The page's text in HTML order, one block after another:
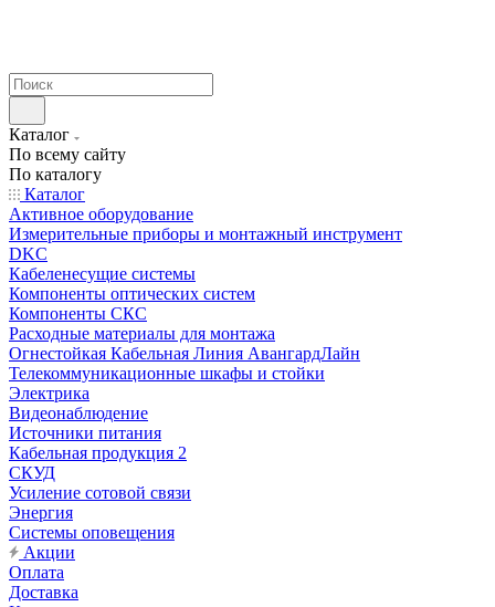
Каталог
По всему сайту
По каталогу
Каталог
Активное оборудование
Измерительные приборы и монтажный инструмент
DKC
Кабеленесущие системы
Компоненты оптических систем
Компоненты СКС
Расходные материалы для монтажа
Огнестойкая Кабельная Линия АвангардЛайн
Телекоммуникационные шкафы и стойки
Электрика
Видеонаблюдение
Источники питания
Кабельная продукция 2
СКУД
Усиление сотовой связи
Энергия
Системы оповещения
Акции
Оплата
Доставка